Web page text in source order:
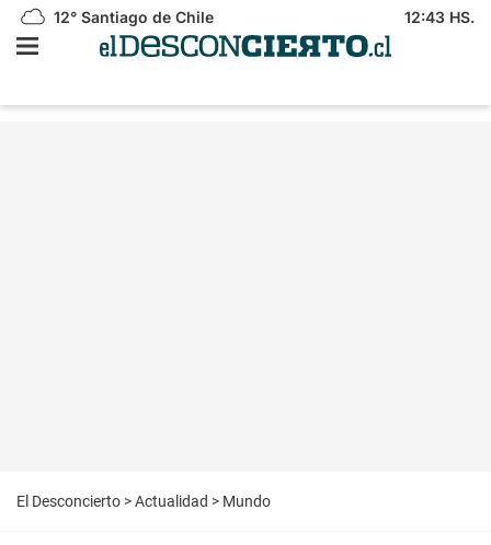
12° Santiago de Chile 12:43 HS.
El Desconcierto >Actualidad > Mundo